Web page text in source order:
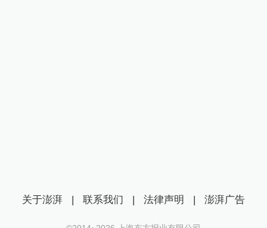
关于澎湃 | 联系我们 | 法律声明 | 澎湃广告